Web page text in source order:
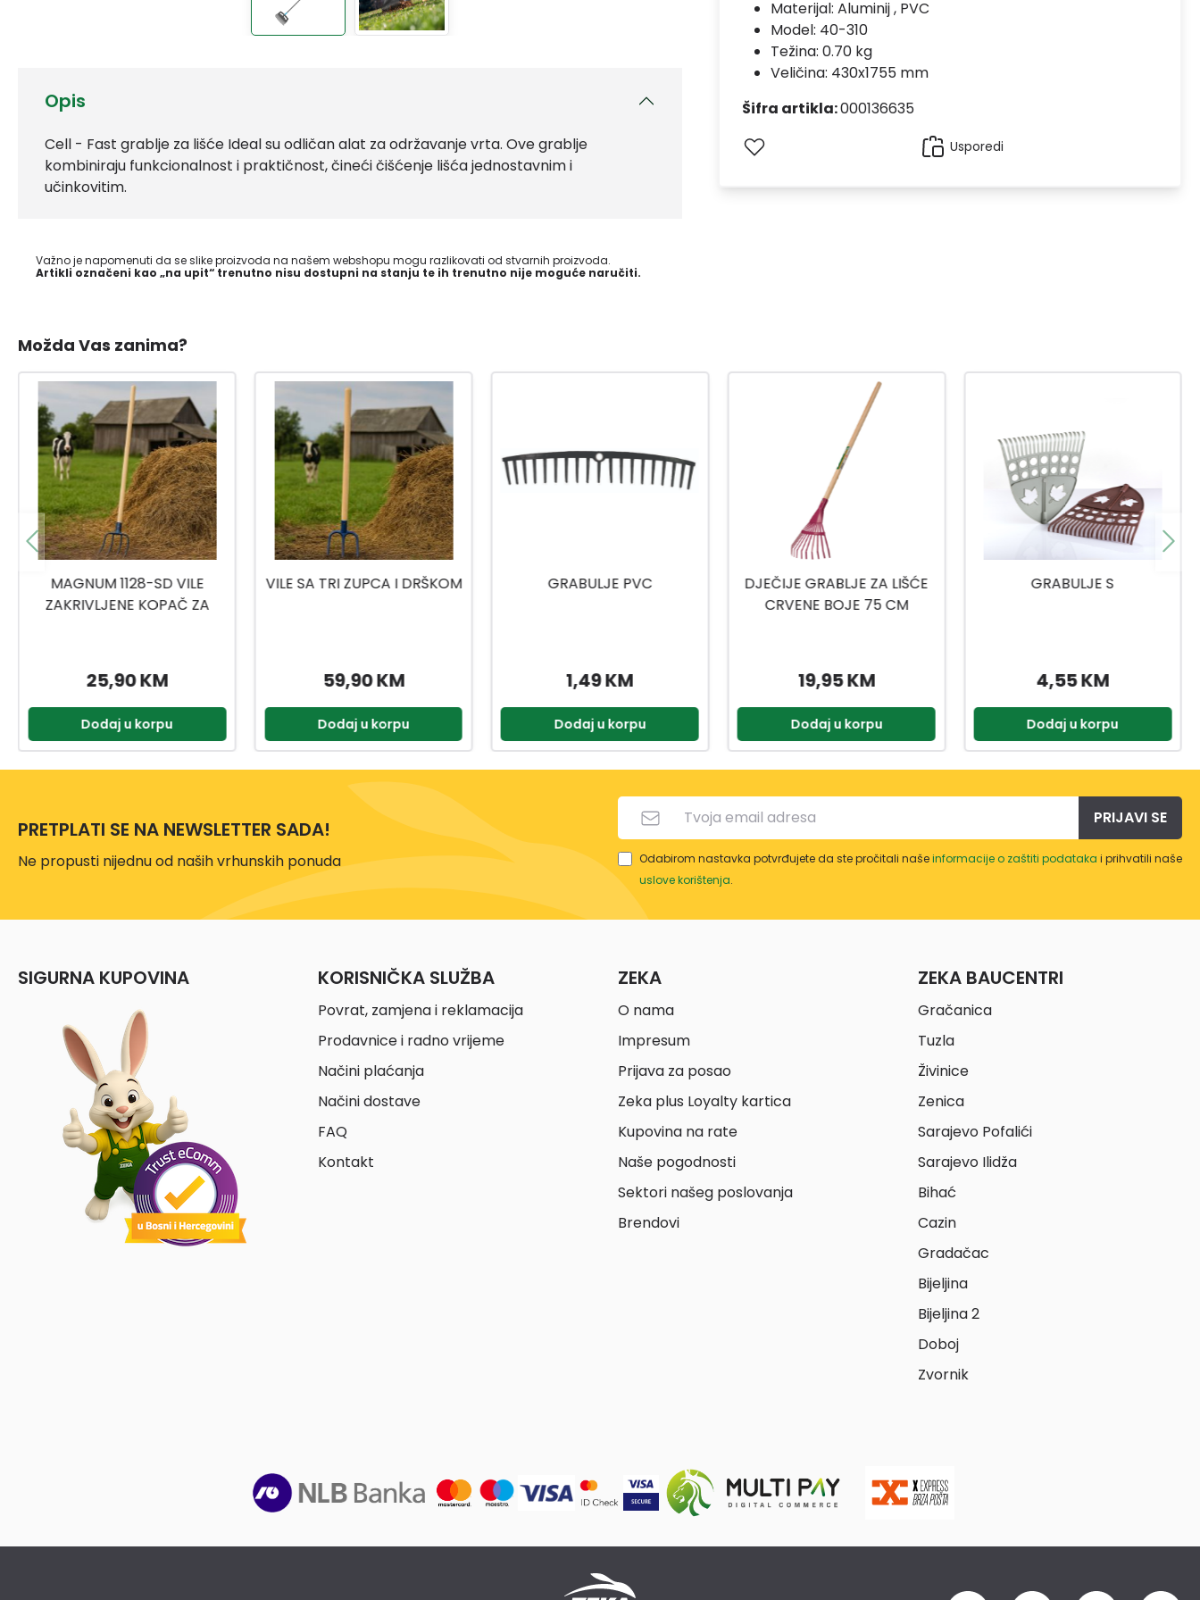
Opis
Cell - Fast grablje za lišće Ideal su odličan alat za održavanje vrta. Ove grablje
kombiniraju funkcionalnost i praktičnost, čineći čišćenje lišća jednostavnim i
učinkovitim.
Važno je napomenuti da se slike proizvoda na našem webshopu mogu razlikovati od stvarnih proizvoda.
Artikli označeni kao „na upit“ trenutno nisu dostupni na stanju te ih trenutno nije moguće naručiti.
Materijal: Aluminij , PVC
Model: 40-310
Težina: 0.70 kg
Veličina: 430x1755 mm
Šifra artikla:000136635
Usporedi
Možda Vas zanima?
VILE SA TRI ZUPCA I DRŠKOM
59,90 KM
Dodaj u korpu
GRABULJE PVC
1,49 KM
Dodaj u korpu
DJEČIJE GRABLJE ZA LIŠĆE
19,95 KM
Dodaj u korpu
GRABULJE S
4,55 KM
Dodaj u korpu
MAGNUM GRABULJE 12 ZUBA
9,50 KM
Dodaj u korpu
PRETPLATI SE NA NEWSLETTER SADA!
Ne propusti nijednu od naših vrhunskih ponuda
PRIJAVI SE
Odabirom nastavka potvrđujete da ste pročitali našeinformacije o zaštiti podataka i prihvatili naše
uslove korištenja.
SIGURNA KUPOVINA KORISNIČKA SLUŽBA
Povrat, zamjena i reklamacija
Prodavnice i radno vrijeme
Načini plaćanja
Načini dostave
FAQ
Kontakt
ZEKA
O nama
Impresum
Prijava za posao
Zeka plus Loyalty kartica
Kupovina na rate
Naše pogodnosti
Sektori našeg poslovanja
Brendovi
ZEKA BAUCENTRI
Gračanica
Tuzla
Živinice
Zenica
Sarajevo Pofalići
Sarajevo Ilidža
Bihać
Cazin
Gradačac
Bijeljina
Bijeljina 2
Doboj
Zvornik